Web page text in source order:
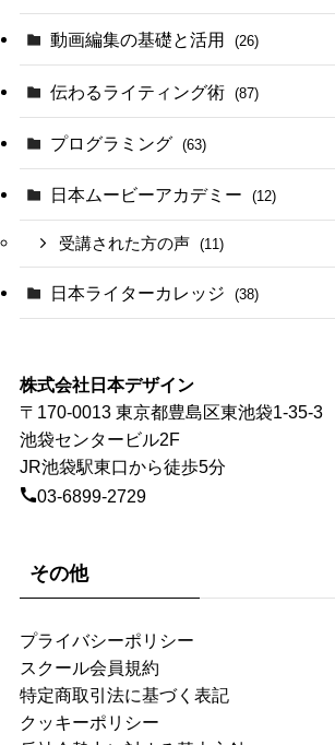
動画編集の基礎と活用 (26)
伝わるライティング術 (87)
プログラミング (63)
日本ムービーアカデミー (12)
受講された方の声 (11)
日本ライターカレッジ (38)
株式会社日本デザイン
〒170-0013 東京都豊島区東池袋1-35-3
池袋センタービル2F
JR池袋駅東口から徒歩5分
03-6899-2729
その他
プライバシーポリシー
スクール会員規約
特定商取引法に基づく表記
クッキーポリシー